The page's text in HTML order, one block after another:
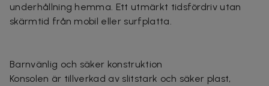
underhållning hemma. Ett utmärkt tidsfördriv utan
skärmtid från mobil eller surfplatta.
Barnvänlig och säker konstruktion
Konsolen är tillverkad av slitstark och säker plast,